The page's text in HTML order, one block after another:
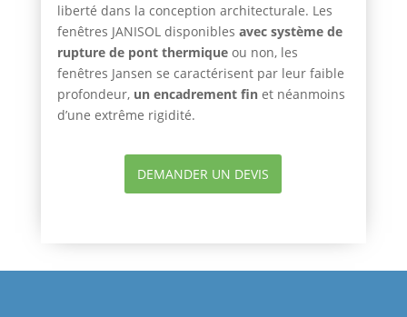
liberté dans la conception architecturale. Les
fenêtres JANISOL disponibles avec système de
rupture de pont thermiqueou non, les
fenêtres Jansen se caractérisent par leur faible
profondeur, un encadrement fin et néanmoins
d’une extrême rigidité.
DEMANDER UN DEVIS